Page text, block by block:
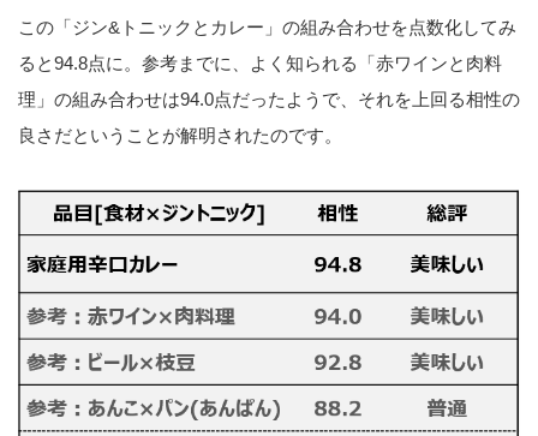
この「ジン&トニックとカレー」の組み合わせを点数化してみ
ると94.8点に。参考までに、よく知られる「赤ワインと肉料
理」の組み合わせは94.0点だったようで、それを上回る相性の
良さだということが解明されたのです。